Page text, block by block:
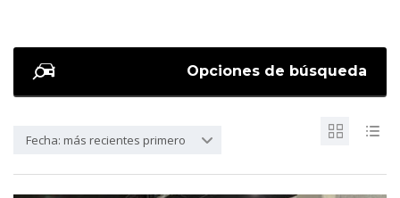
Opciones de búsqueda
Fecha: más recientes primero